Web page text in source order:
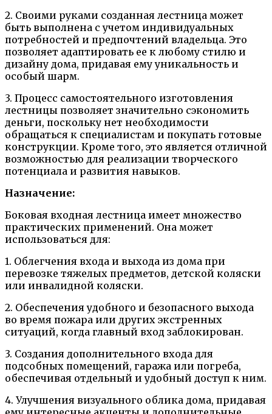
2. Своими руками созданная лестница может
быть выполнена с учетом индивидуальных
потребностей и предпочтений владельца. Это
позволяет адаптировать ее к любому стилю и
дизайну дома, придавая ему уникальность и
особый шарм.
3. Процесс самостоятельного изготовления
лестницы позволяет значительно сэкономить
деньги, поскольку нет необходимости
обращаться к специалистам и покупать готовые
конструкции. Кроме того, это является отличной
возможностью для реализации творческого
потенциала и развития навыков.
Назначение:
Боковая входная лестница имеет множество
практических применений. Она может
использоваться для:
1. Облегчения входа и выхода из дома при
перевозке тяжелых предметов, детской коляски
или инвалидной коляски.
2. Обеспечения удобного и безопасного выхода
во время пожара или других экстренных
ситуаций, когда главный вход заблокирован.
3. Создания дополнительного входа для
подсобных помещений, гаража или погреба,
обеспечивая отдельный и удобный доступ к ним.
4. Улучшения визуального облика дома, придавая